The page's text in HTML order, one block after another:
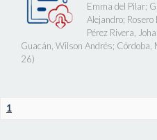
Emma del Pilar;
Alejandro; Rosero
Pérez Rivera,
Guacán, Wilson Andrés; Córdoba,
26)
1